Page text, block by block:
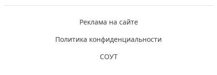
Реклама на сайте
Политика конфиденциальности
СОУТ